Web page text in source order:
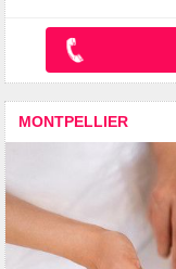
MONTPELLIER